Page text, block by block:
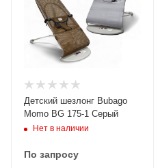
Детский шезлонг Bubago
Momo BG 175-1 Серый
Нет в наличии
По запросу